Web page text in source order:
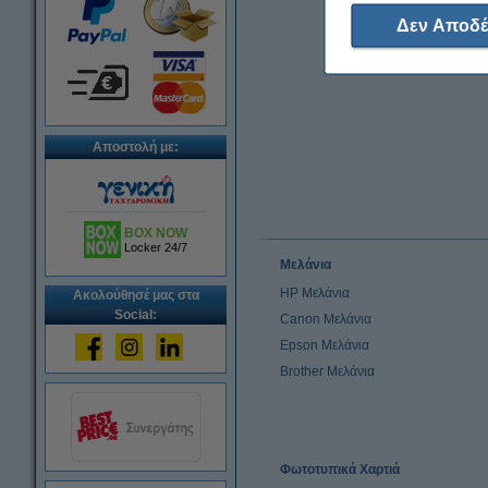
Αποστολή με:
BOX NOW
Locker 24/7
Ακολούθησέ μας στα
Social:
Μελάνια
HP Μελάνια
Canon Μελάνια
Epson Μελάνια
Brother Μελάνια
Φωτοτυπικά Χαρτιά
Δεν